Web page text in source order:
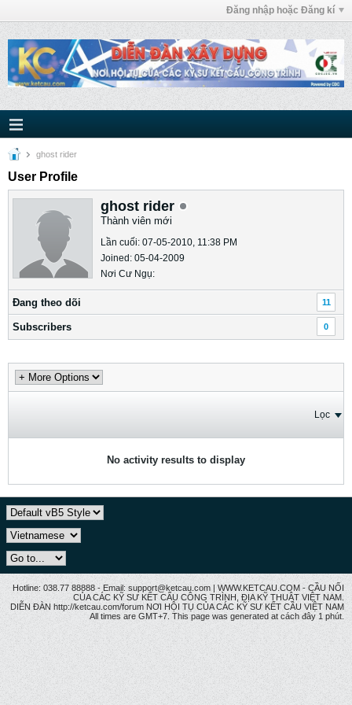
Đăng nhập hoặc Đăng kí
ghost rider
User Profile
ghost rider
Thành viên mới
Lần cuối: 07-05-2010, 11:38 PM
Joined: 05-04-2009
Nơi Cư Ngụ:
Ðang theo dõi 11
Subscribers 0
Lọc
No activity results to display
Hotline: 038.77 88888 - Email: support@ketcau.com | WWW.KETCAU.COM - CẦU NỐI
CỦA CÁC KỸ SƯ KẾT CẤU CÔNG TRÌNH, ĐỊA KỸ THUẬT VIỆT NAM.
DIỄN ĐÀN http://ketcau.com/forum NƠI HỘI TỤ CỦA CÁC KỸ SƯ KẾT CÂU VIỆT NAM
All times are GMT+7. This page was generated at cách đây 1 phút.